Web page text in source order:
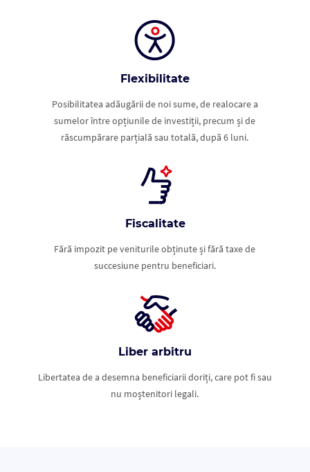
Flexibilitate
Posibilitatea adăugării de noi sume, de realocare a
sumelor între opțiunile de investiții, precum și de
răscumpărare parțială sau totală, după 6 luni.
Fiscalitate
Fără impozit pe veniturile obținute și fără taxe de
succesiune pentru beneficiari.
Liber arbitru
Libertatea de a desemna beneficiarii doriți, care pot fi sau
nu moștenitori legali.